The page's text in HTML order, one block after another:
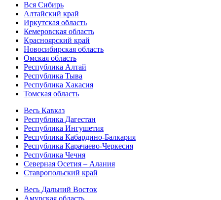
Вся Сибирь
Алтайский край
Иркутская область
Кемеровская область
Красноярский край
Новосибирская область
Омская область
Республика Алтай
Республика Тыва
Республика Хакасия
Томская область
Весь Кавказ
Республика Дагестан
Республика Ингушетия
Республика Кабардино-Балкария
Республика Карачаево-Черкесия
Республика Чечня
Северная Осетия – Алания
Ставропольский край
Весь Дальний Восток
Амурская область